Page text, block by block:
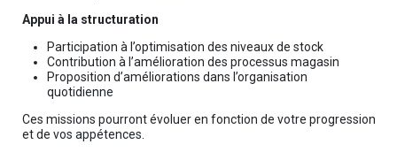
Appui à la structuration
Participation à l’optimisation des niveaux de stock
Contribution à l’amélioration des processus magasin
Proposition d’améliorations dans l’organisation
quotidienne
Ces missions pourront évoluer en fonction de votre progression
et de vos appétences.